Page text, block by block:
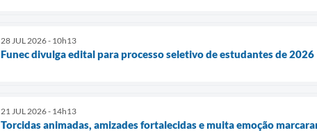
28 JUL 2026 - 10h13
Funec divulga edital para processo seletivo de estudantes de 2026
21 JUL 2026 - 14h13
Torcidas animadas, amizades fortalecidas e muita emoção